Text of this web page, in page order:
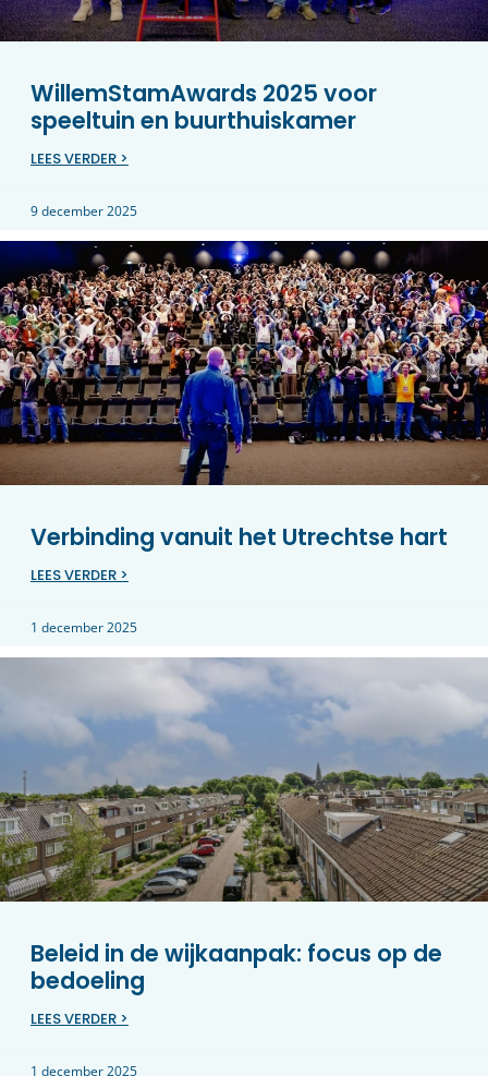
WillemStamAwards 2025 voor
speeltuin en buurthuiskamer
LEES VERDER >
9 december 2025
Verbinding vanuit het Utrechtse hart
LEES VERDER >
1 december 2025
Beleid in de wijkaanpak: focus op de
bedoeling
LEES VERDER >
1 december 2025